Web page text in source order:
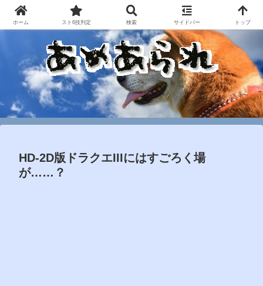
HD-2D版ドラクエIIIにはすごろく場
が……？
ホーム スト6技判定 検索 サイドバー トップ